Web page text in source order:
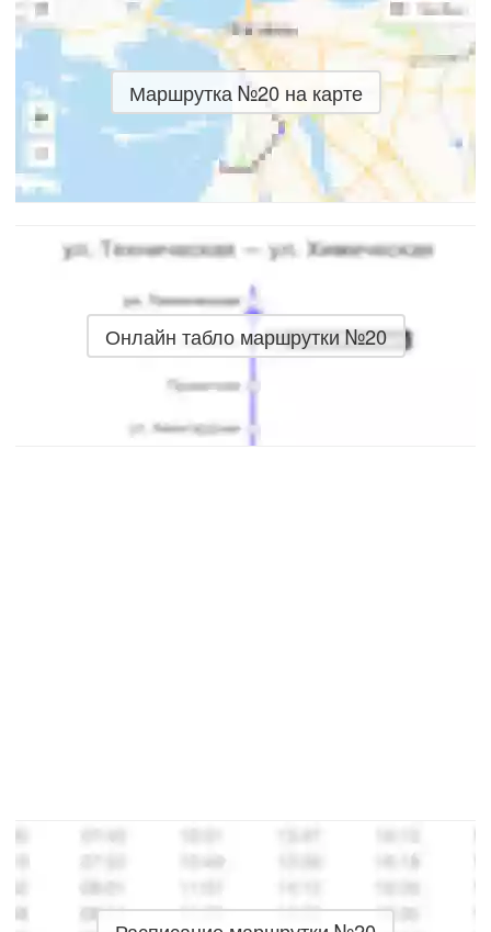
Маршрутка №20 на карте
Онлайн табло маршрутки №20